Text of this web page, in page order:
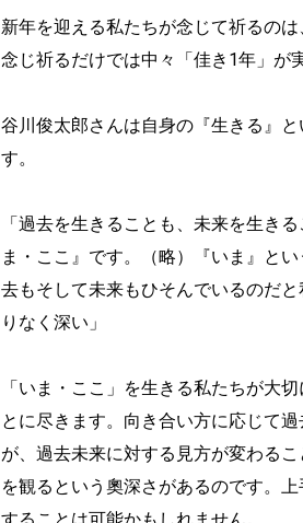
新年を迎える私たちが念じて祈るの
念じ祈るだけでは中々「佳き1年」が
谷川俊太郎さんは自身の『生きる』
す。
「過去を生きることも、未来を生き
ま・ここ』です。（略）『いま』と
去もそして未来もひそんでいるのだ
りなく深い」
「いま・ここ」を生きる私たちが大
とに尽きます。向き合い方に応じて
が、過去未来に対する見方が変わる
を観るという奧深さがあるのです。